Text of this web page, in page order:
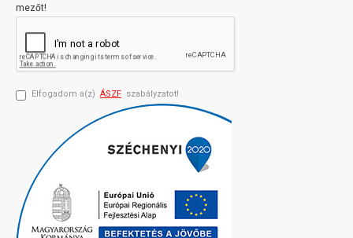
mezőt!
Elfogadom a(z) ÁSZF szabályzatot!